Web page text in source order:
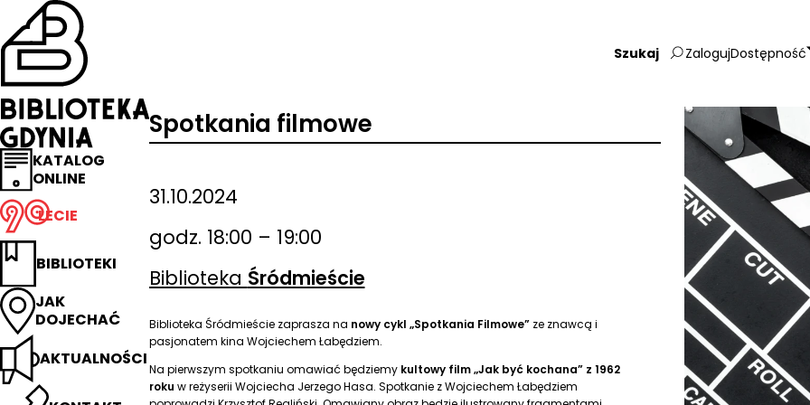
Przejdź
na
stronę
główną
Biblioteka
Gdynia
KATALOG
ONLINE
LECIE
BIBLIOTEKI
JAK
DOJECHAĆ
AKTUALNOŚCI
Wpisz
frazę:
ZalogujDostępność
Spotkania filmowe
31.10.2024
godz. 18:00 – 19:00
Biblioteka Śródmieście
Biblioteka Śródmieście zaprasza na nowy cykl „Spotkania Filmowe” ze znawcą i
pasjonatem kina Wojciechem Łabędziem.
Na pierwszym spotkaniu omawiać będziemy kultowy film „Jak być kochana” z 1962
roku w reżyserii Wojciecha Jerzego Hasa. Spotkanie z Wojciechem Łabędziem